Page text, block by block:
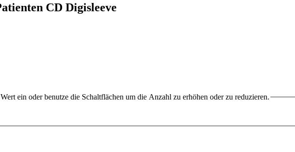
CD Digisleeve
ein oder benutze die Schaltflächen um die Anzahl zu erhöhen oder zu reduzieren.